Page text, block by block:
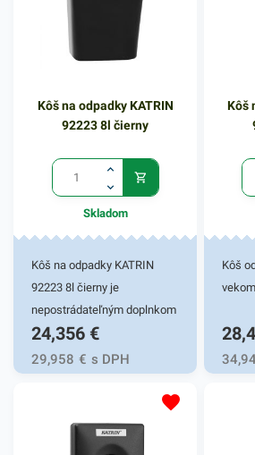
Kôš na odpadky KATRIN
92223 8l čierny
Skladom
Kôš na odpadky KATRIN
92223 8l čierny je
nepostrádateľným doplnkom
kúpeľne vo vašej
domácnosti či v práci. Kôš
na odpadky Katrin je určený
predovšetkým na dámsku
hygienu. Disponuje
preklápacím, praktickým
24,356 €
29,958 € s DPH
Kôš
Kôš